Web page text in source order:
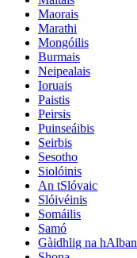
Maorais
Marathi
Mongóilis
Burmais
Neipealais
Ioruais
Paistis
Peirsis
Puinseáibis
Seirbis
Sesotho
Siolóinis
An tSlóvaic
Slóivéinis
Somáilis
Samó
Gàidhlig na hAlban